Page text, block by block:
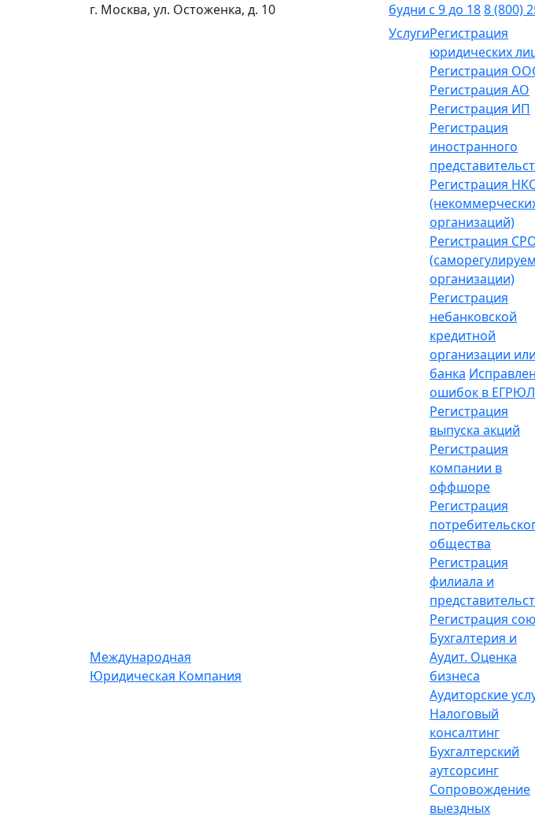
г. Москва, ул. Остоженка, д. 10 будни с 9 до 188 (800)
Международная
Юридическая Компания
УслугиРегистрация
юридических
Регистрация
Регистрация АО
Регистрация ИП
Регистрация
иностранного
Регистрация
организаций)
Регистрация
организации)
Регистрация
небанковской
кредитной
организации или
банка
ошибок в ЕГРЮЛ
Регистрация
выпуска акций
Регистрация
компании в
оффшоре
Регистрация
общества
Регистрация
филиала и
Регистрация
Бухгалтерия и
Аудит. Оценка
бизнеса
Аудиторские
Налоговый
консалтинг
Бухгалтерский
аутсорсинг
Сопровождение
выездных